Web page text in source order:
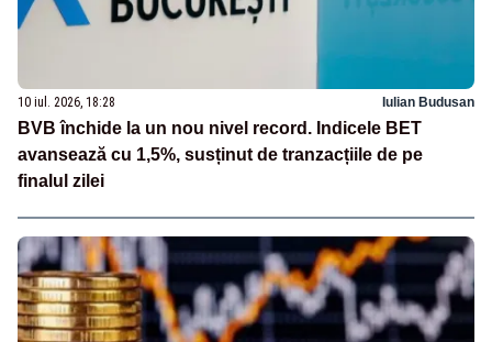
10 iul. 2026, 18:28 Iulian Budusan
BVB închide la un nou nivel record. Indicele BET
avansează cu 1,5%, susținut de tranzacțiile de pe
finalul zilei